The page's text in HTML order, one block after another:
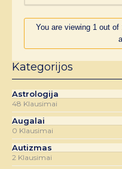
You are viewing 1 out
Kategorijos
Astrologija
48 Klausimai
Augalai
0 Klausimai
Autizmas
2 Klausimai